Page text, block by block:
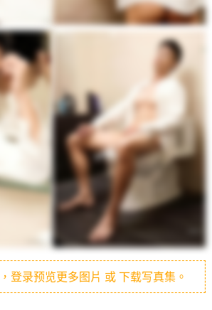
登录预览更多图片 或 下载写真集。